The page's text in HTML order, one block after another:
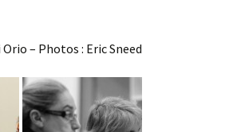
– Photos : Eric Sneed